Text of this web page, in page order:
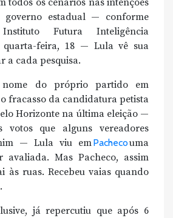
estadual — conforme
Futura Inteligência
quarta-feira, 18 — Lula vê sua
a cada pesquisa.
nome do próprio partido em
o fracasso da candidatura petista
Horizonte na última eleição —
votos que alguns vereadores
— Lula viu emPachecouma
avaliada. Mas Pacheco, assim
às ruas. Recebeu vaias quando
já repercutiu que após 6